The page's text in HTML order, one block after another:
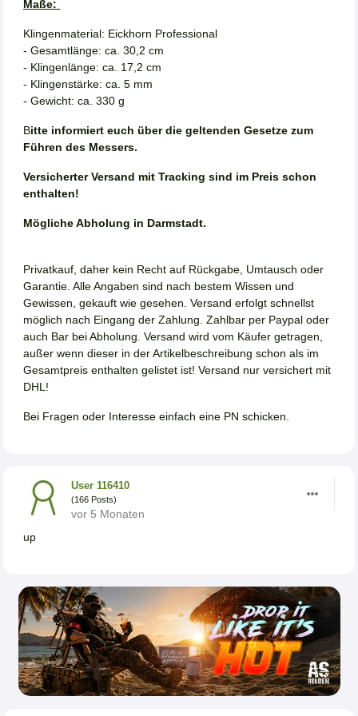
Maße:
Klingenmaterial: Eickhorn Professional
- Gesamtlänge: ca. 30,2 cm
- Klingenlänge: ca. 17,2 cm
- Klingenstärke: ca. 5 mm
- Gewicht: ca. 330 g
Bitte informiert euch über die geltenden Gesetze zum
Führen des Messers.
Versicherter Versand mit Tracking sind im Preis schon
enthalten!
Mögliche Abholung in Darmstadt.
Privatkauf, daher kein Recht auf Rückgabe, Umtausch oder
Garantie. Alle Angaben sind nach bestem Wissen und
Gewissen, gekauft wie gesehen. Versand erfolgt schnellst
möglich nach Eingang der Zahlung. Zahlbar per Paypal oder
auch Bar bei Abholung. Versand wird vom Käufer getragen,
außer wenn dieser in der Artikelbeschreibung schon als im
Gesamtpreis enthalten gelistet ist! Versand nur versichert mit
DHL!
Bei Fragen oder Interesse einfach eine PN schicken.
User 116410
(166 Posts)
vor 5 Monaten
up